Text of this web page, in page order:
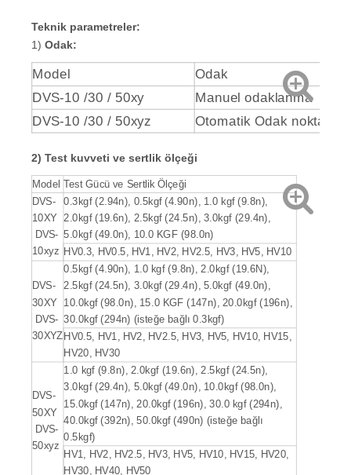
Teknik parametreler:
1) Odak:
Model
Odak
DVS-10 /30 / 50xy
Manuel odaklanma
DVS-10 /30 / 50xyz Otomatik Odak noktası
2) Test kuvveti ve sertlik ölçeği
Model Test Gücü ve Sertlik Ölçeği
DVS-
10XY
DVS-
10xyz
0.3kgf (2.94n), 0.5kgf (4.90n), 1.0 kgf (9.8n),
2.0kgf (19.6n), 2.5kgf (24.5n), 3.0kgf (29.4n),
5.0kgf (49.0n), 10.0 KGF (98.0n)
HV0.3, HV0.5, HV1, HV2, HV2.5, HV3, HV5, HV10
DVS-
30XY
DVS-
30XYZ
0.5kgf (4.90n), 1.0 kgf (9.8n), 2.0kgf (19.6N),
2.5kgf (24.5n), 3.0kgf (29.4n), 5.0kgf (49.0n),
10.0kgf (98.0n), 15.0 KGF (147n), 20.0kgf (196n),
30.0kgf (294n) (isteğe bağlı 0.3kgf)
HV0.5, HV1, HV2, HV2.5, HV3, HV5, HV10, HV15,
HV20, HV30
DVS-
50XY
DVS-
50xyz
1.0 kgf (9.8n), 2.0kgf (19.6n), 2.5kgf (24.5n),
3.0kgf (29.4n), 5.0kgf (49.0n), 10.0kgf (98.0n),
15.0kgf (147n), 20.0kgf (196n), 30.0 kgf (294n),
40.0kgf (392n), 50.0kgf (490n) (isteğe bağlı
0.5kgf)
HV1, HV2, HV2.5, HV3, HV5, HV10, HV15, HV20,
HV30, HV40, HV50